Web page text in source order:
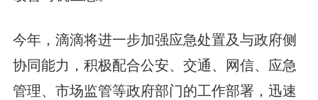
今年，滴滴将进一步加强应急处置及与政府侧
协同能力，积极配合公安、交通、网信、应急
管理、市场监管等政府部门的工作部署，迅速